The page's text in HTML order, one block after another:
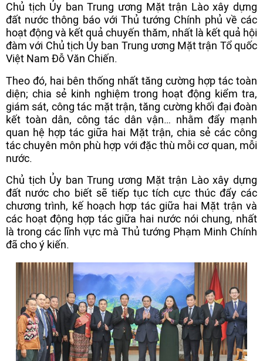
Chủ tịch Ủy ban Trung ương Mặt trận Lào xây dựng
đất nước thông báo với Thủ tướng Chính phủ về các
hoạt động và kết quả chuyến thăm, nhất là kết quả hội
đàm với Chủ tịch Ủy ban Trung ương Mặt trận Tổ quốc
Việt Nam Đỗ Văn Chiến.
Theo đó, hai bên thống nhất tăng cường hợp tác toàn
diện; chia sẻ kinh nghiệm trong hoạt động kiểm tra,
giám sát, công tác mặt trận, tăng cường khối đại đoàn
kết toàn dân, công tác dân vận… nhằm đẩy mạnh
quan hệ hợp tác giữa hai Mặt trận, chia sẻ các công
tác chuyên môn phù hợp với đặc thù mỗi cơ quan, mỗi
nước.
Chủ tịch Ủy ban Trung ương Mặt trận Lào xây dựng
đất nước cho biết sẽ tiếp tục tích cực thúc đẩy các
chương trình, kế hoạch hợp tác giữa hai Mặt trận và
các hoạt động hợp tác giữa hai nước nói chung, nhất
là trong các lĩnh vực mà Thủ tướng Phạm Minh Chính
đã cho ý kiến.